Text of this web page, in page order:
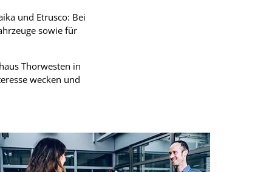
und Etrusco: Bei
sowie für
Thorwesten in
wecken und